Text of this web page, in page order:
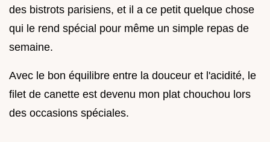
des bistrots parisiens, et il a ce petit quelque chose
qui le rend spécial pour même un simple repas de
semaine.
Avec le bon équilibre entre la douceur et l'acidité, le
filet de canette est devenu mon plat chouchou lors
des occasions spéciales.